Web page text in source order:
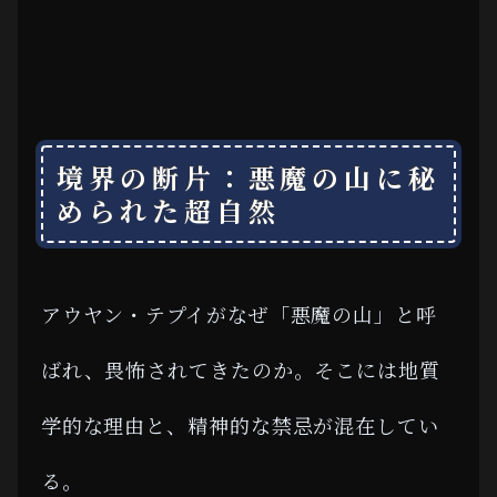
境界の断片：悪魔の山に秘
められた超自然
アウヤン・テプイがなぜ「悪魔の山」と呼
ばれ、畏怖されてきたのか。そこには地質
学的な理由と、精神的な禁忌が混在してい
る。